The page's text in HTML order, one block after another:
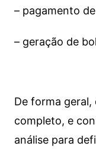
– pagamento
– geração de
De forma
completo, e
análise para